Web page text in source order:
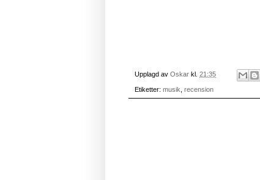
Upplagd av Oskar kl. 21:35
Etiketter: musik recension